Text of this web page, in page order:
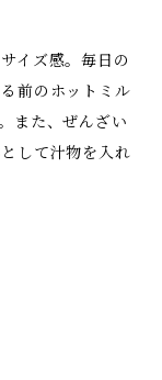
イズ感。毎日の
前のホットミル
また、ぜんざい
して汁物を入れ